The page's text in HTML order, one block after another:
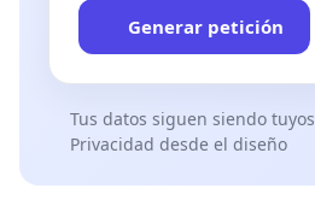
Generar petición
Tus datos siguen siendo tuyos
Privacidad desde el diseño